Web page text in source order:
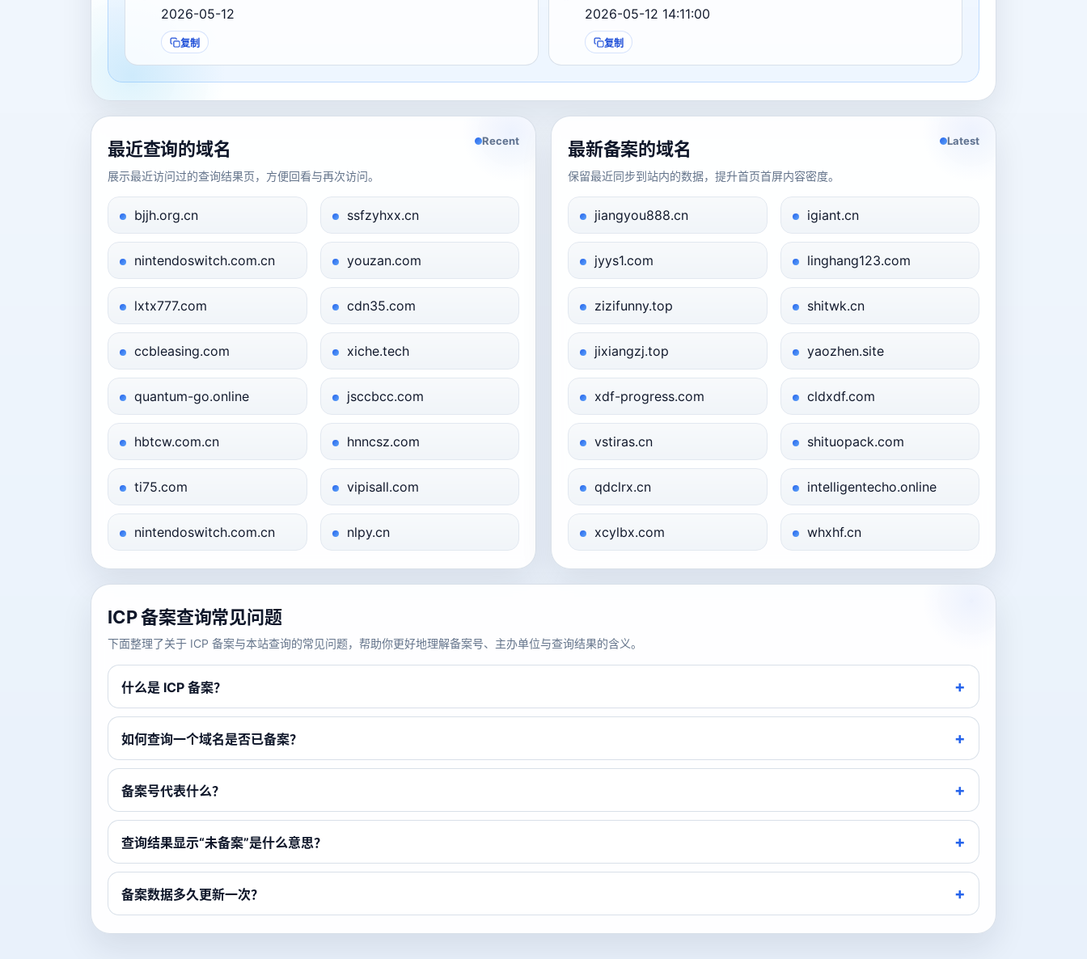
2026-05-12
复制
2026-05-12 14:11:00
复制
最近查询的域名
展示最近访问过的查询结果页，方便回看与再次访问。
Recent
bjjh.org.cn ssfzyhxx.cn
nintendoswitch.com.cn youzan.com
lxtx777.com cdn35.com
ccbleasing.com xiche.tech
quantum-go.online jsccbcc.com
hbtcw.com.cn hnncsz.com
ti75.com vipisall.com
nintendoswitch.com.cn nlpy.cn
最新备案的域名
保留最近同步到站内的数据，提升首页首屏内容密度。
Latest
jiangyou888.cn igiant.cn
jyys1.com linghang123.com
zizifunny.top shitwk.cn
jixiangzj.top yaozhen.site
xdf-progress.com cldxdf.com
vstiras.cn shituopack.com
qdclrx.cn intelligentecho.online
xcylbx.com whxhf.cn
ICP 备案查询常见问题
下面整理了关于 ICP 备案与本站查询的常见问题，帮助你更好地理解备案号、主办单位与查询结果的含义。
什么是 ICP 备案？
如何查询一个域名是否已备案？
备案号代表什么？
查询结果显示“未备案”是什么意思？
备案数据多久更新一次？